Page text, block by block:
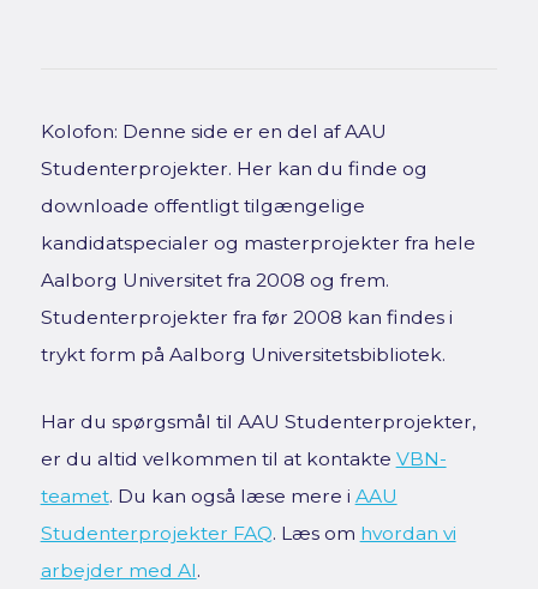
Kolofon: Denne side er en del af AAU
Studenterprojekter. Her kan du finde og
downloade offentligt tilgængelige
kandidatspecialer og masterprojekter fra hele
Aalborg Universitet fra 2008 og frem.
Studenterprojekter fra før 2008 kan findes i
trykt form på Aalborg Universitetsbibliotek.
Har du spørgsmål til AAU Studenterprojekter,
er du altid velkommen til at kontakte VBN-
teamet. Du kan også læse mere i AAU
Studenterprojekter FAQ. Læs om hvordan vi
arbejder med AI.